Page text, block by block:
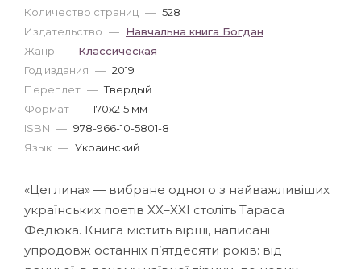
Количество страниц — 528
Издательство — Навчальна книга Богдан
Жанр — Классическая
Год издания — 2019
Переплет — Твердый
Формат — 170x215 мм
ISBN — 978-966-10-5801-8
Язык — Украинский
«Цеглина» — вибране одного з найважливіших
українських поетів XX–XXI століть Тараса
Федюка. Книга містить вірші, написані
упродовж останніх п’ятдесяти років: від